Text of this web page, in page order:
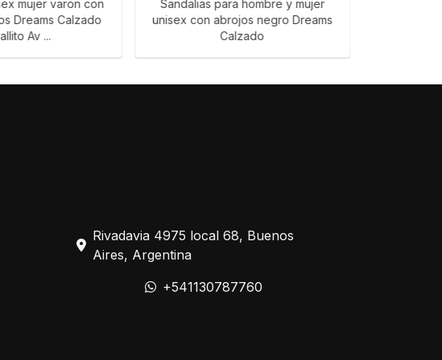
mujer varon con
Dreams Calzado
Av ...
Sandalias para hombre y mujer
unisex con abrojos negro Dreams
Calzado
Rivadavia 4975 local 68, Buenos
Aires, Argentina
+541130787760